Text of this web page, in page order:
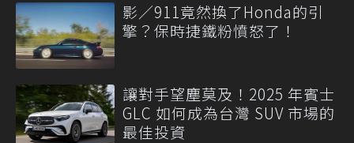
影／911竟然換了Honda的引
擎？保時捷鐵粉憤怒了！
讓對手望塵莫及！2025 年賓士
GLC 如何成為台灣 SUV 市場的
最佳投資